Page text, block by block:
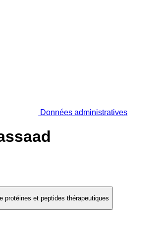
Données administratives
protéines et peptides thérapeutiques